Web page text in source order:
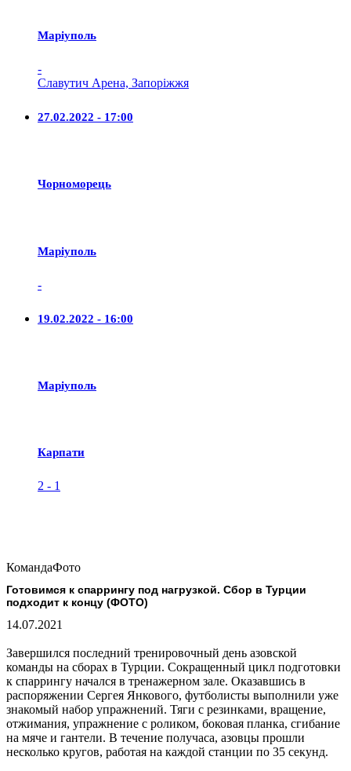
Маріуполь
-
Славутич Арена, Запоріжжя
27.02.2022 - 17:00
Чорноморець
Маріуполь
-
19.02.2022 - 16:00
Маріуполь
Карпати
2 - 1
КомандаФото
Готовимся к спаррингу под нагрузкой. Сбор в Турции
подходит к концу (ФОТО)
14.07.2021
Завершился последний тренировочный день азовской
команды на сборах в Турции. Сокращенный цикл подготовки
к спаррингу начался в тренажерном зале. Оказавшись в
распоряжении Сергея Янкового, футболисты выполнили уже
знакомый набор упражнений. Тяги с резинками, вращение,
отжимания, упражнение с роликом, боковая планка, сгибание
на мяче и гантели. В течение получаса, азовцы прошли
несколько кругов, работая на каждой станции по 35 секунд.